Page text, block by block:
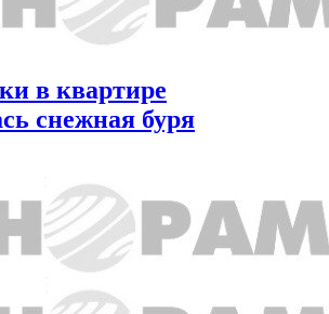
в квартире
снежная буря